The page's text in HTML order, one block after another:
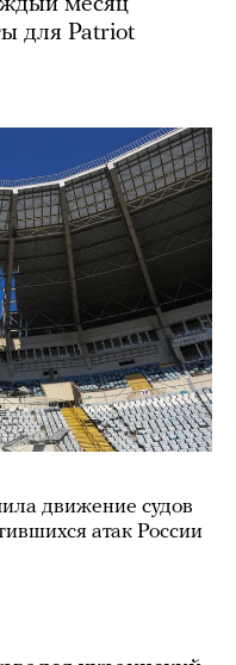
для Patriot
движение судов
атак России